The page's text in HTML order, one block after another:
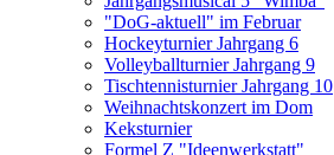
"DoG-aktuell" im Februar
Hockeyturnier Jahrgang 6
Volleyballturnier Jahrgang 9
Tischtennisturnier Jahrgang 10
Weihnachtskonzert im Dom
Keksturnier
Formel Z "Ideenwerkstatt"